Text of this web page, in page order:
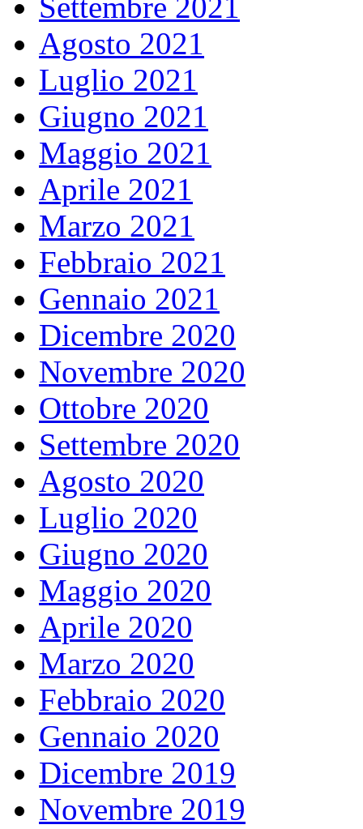
Agosto 2021
Luglio 2021
Giugno 2021
Maggio 2021
Aprile 2021
Marzo 2021
Febbraio 2021
Gennaio 2021
Dicembre 2020
Novembre 2020
Ottobre 2020
Settembre 2020
Agosto 2020
Luglio 2020
Giugno 2020
Maggio 2020
Aprile 2020
Marzo 2020
Febbraio 2020
Gennaio 2020
Dicembre 2019
Novembre 2019